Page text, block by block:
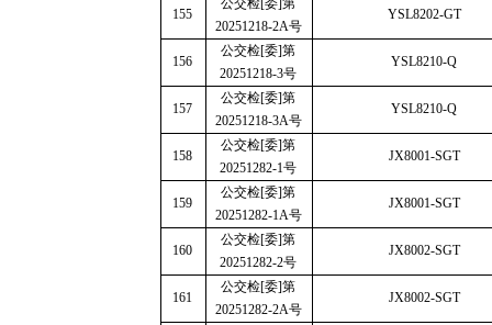
155
公交检[委]第
20251218-2A号
YSL8202-GT
156
公交检[委]第
20251218-3号
YSL8210-Q
157
公交检[委]第
20251218-3A号
YSL8210-Q
158
公交检[委]第
20251282-1号
JX8001-SGT
159
公交检[委]第
20251282-1A号
JX8001-SGT
160
公交检[委]第
20251282-2号
JX8002-SGT
161
公交检[委]第
20251282-2A号
JX8002-SGT